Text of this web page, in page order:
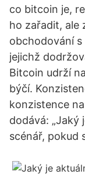
co bitcoin je,
ho zařadit, ale
obchodování s
jejichž
Bitcoin udrží
býčí.
konzistence
dodává: „Jaký
scénář, pokud